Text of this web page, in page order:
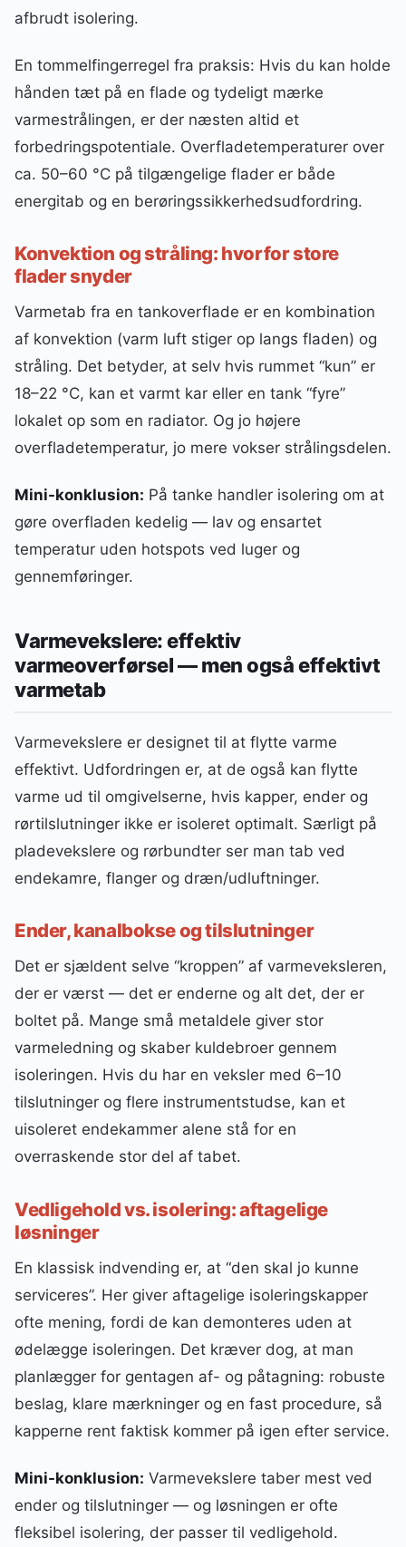
afbrudt isolering.
En tommelfingerregel fra praksis: Hvis du kan holde
hånden tæt på en flade og tydeligt mærke
varmestrålingen, er der næsten altid et
forbedringspotentiale. Overfladetemperaturer over
ca. 50–60 °C på tilgængelige flader er både
energitab og en berøringssikkerhedsudfordring.
Konvektion og stråling: hvorfor store
flader snyder
Varmetab fra en tankoverflade er en kombination
af konvektion (varm luft stiger op langs fladen) og
stråling. Det betyder, at selv hvis rummet “kun” er
18–22 °C, kan et varmt kar eller en tank “fyre”
lokalet op som en radiator. Og jo højere
overfladetemperatur, jo mere vokser strålingsdelen.
Mini-konklusion: På tanke handler isolering om at
gøre overfladen kedelig — lav og ensartet
temperatur uden hotspots ved luger og
gennemføringer.
Varmevekslere: effektiv
varmeoverførsel — men også effektivt
varmetab
Varmevekslere er designet til at flytte varme
effektivt. Udfordringen er, at de også kan flytte
varme ud til omgivelserne, hvis kapper, ender og
rørtilslutninger ikke er isoleret optimalt. Særligt på
pladevekslere og rørbundter ser man tab ved
endekamre, flanger og dræn/udluftninger.
Ender, kanalbokse og tilslutninger
Det er sjældent selve “kroppen” af varmeveksleren,
der er værst — det er enderne og alt det, der er
boltet på. Mange små metaldele giver stor
varmeledning og skaber kuldebroer gennem
isoleringen. Hvis du har en veksler med 6–10
tilslutninger og flere instrumentstudse, kan et
uisoleret endekammer alene stå for en
overraskende stor del af tabet.
Vedligehold vs. isolering: aftagelige
løsninger
En klassisk indvending er, at “den skal jo kunne
serviceres”. Her giver aftagelige isoleringskapper
ofte mening, fordi de kan demonteres uden at
ødelægge isoleringen. Det kræver dog, at man
planlægger for gentagen af- og påtagning: robuste
beslag, klare mærkninger og en fast procedure, så
kapperne rent faktisk kommer på igen efter service.
Mini-konklusion: Varmevekslere taber mest ved
ender og tilslutninger — og løsningen er ofte
fleksibel isolering, der passer til vedligehold.